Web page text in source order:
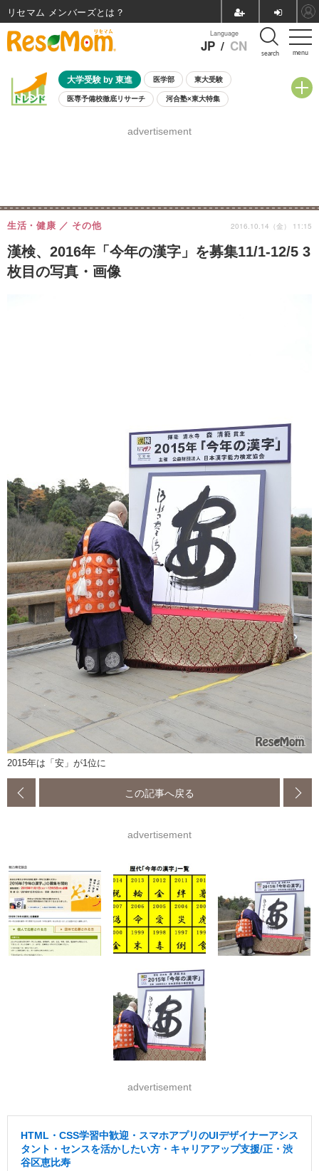
menu
Language
JP / CN search
大学受験 by 東進 医学部 東大受験
医専予備校徹底リサーチ 河合塾×東大特集
8月開催学校説明会・相談会
advertisement
漢検、2016年「今年の漢字」を募集11/1-12/5 3
枚目の写真・画像
生活・健康 その他 2016.10.14（金） 11:15
2015年は「安」が1位に
この記事へ戻る
advertisement
advertisement
HTML・CSS学習中歓迎・スマホアプリのUIデザイナーアシス
タント・センスを活かしたい方・キャリアアップ支援/正・渋
谷区恵比寿
リセマム メンバーズ